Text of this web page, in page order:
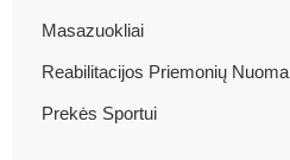
Masazuokliai
Reabilitacijos Priemonių Nuoma
Prekės Sportui